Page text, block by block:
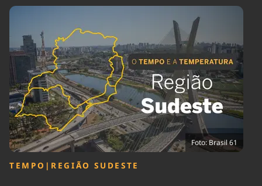
Brasil
Brasil Mineral
Ciência &
Tecnologia
Cinema
Cultura
Economia
Educação
Infraestrutura
Internacional
Meio Ambiente
Podcast
Política
Saúde
Tempo
Foto: Brasil 61
TEMPO | REGIÃO SUDESTE